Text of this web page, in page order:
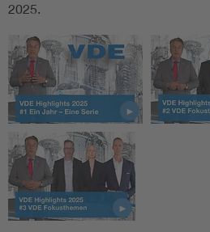
Standards
Weitere Themen
2025.